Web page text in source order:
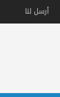
أرسل لنا